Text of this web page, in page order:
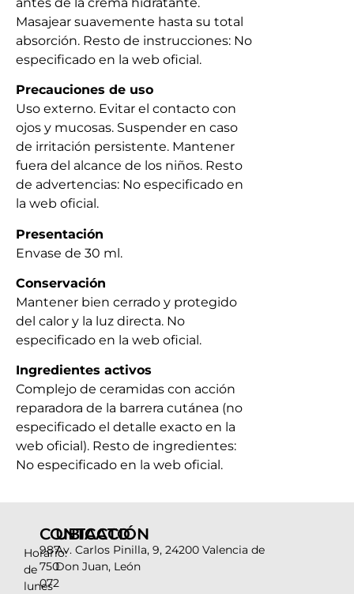
Masajear suavemente hasta su total
absorción. Resto de instrucciones: No
especificado en la web oficial.
Precauciones de uso
Uso externo. Evitar el contacto con
ojos y mucosas. Suspender en caso
de irritación persistente. Mantener
fuera del alcance de los niños. Resto
de advertencias: No especificado en
la web oficial.
Presentación
Envase de 30 ml.
Conservación
Mantener bien cerrado y protegido
del calor y la luz directa. No
especificado en la web oficial.
Ingredientes activos
Complejo de ceramidas con acción
reparadora de la barrera cutánea (no
especificado el detalle exacto en la
web oficial). Resto de ingredientes:
No especificado en la web oficial.
Horario:
de
lunes
CONTACTO
987
750
072
UBICACIÓN
Av. Carlos Pinilla, 9, 24200 Valencia de
Don Juan, León